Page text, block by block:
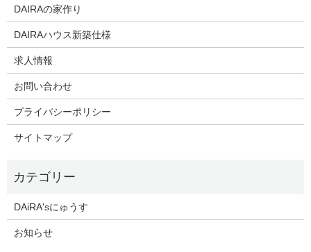
DAIRAの家作り
DAIRAハウス新築仕様
求人情報
お問い合わせ
プライバシーポリシー
サイトマップ
DAiRA'sにゅうす
お知らせ